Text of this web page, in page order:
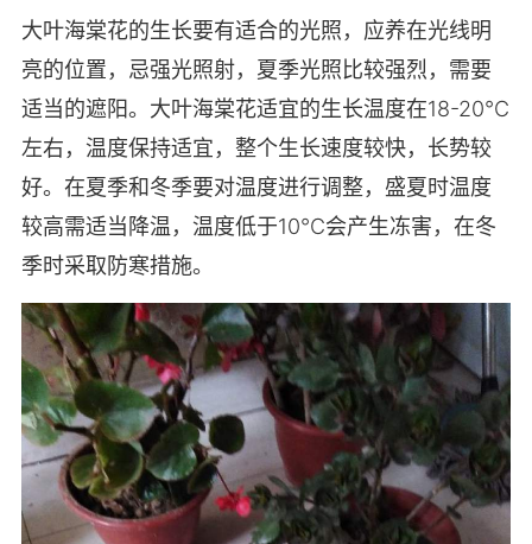
大叶海棠花的生长要有适合的光照，应养在光线明
亮的位置，忌强光照射，夏季光照比较强烈，需要
适当的遮阳。大叶海棠花适宜的生长温度在18-20℃
左右，温度保持适宜，整个生长速度较快，长势较
好。在夏季和冬季要对温度进行调整，盛夏时温度
较高需适当降温，温度低于10℃会产生冻害，在冬
季时采取防寒措施。